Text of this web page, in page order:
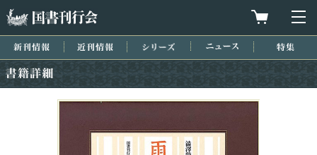
買物カゴを
新刊情報 近刊情報 シリーズ ニュース